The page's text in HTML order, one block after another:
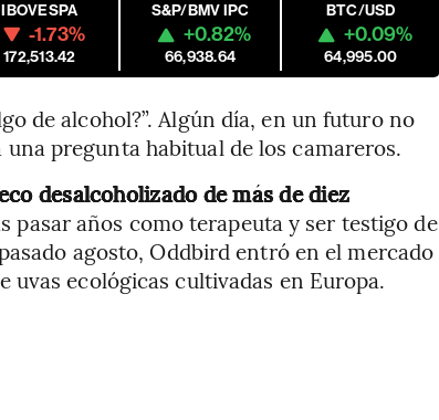
IBOVESPA
-1.73%
172,513.42
S&P/BMV IPC
+0.82%
66,938.64
BTC/USD
+0.09%
64,995.00
de alcohol?”. Algún día, en un futuro no
pregunta habitual de los camareros.
desalcoholizado de más de diez
pasar años como terapeuta y ser testigo de
agosto, Oddbird entró en el mercado
uvas ecológicas cultivadas en Europa.